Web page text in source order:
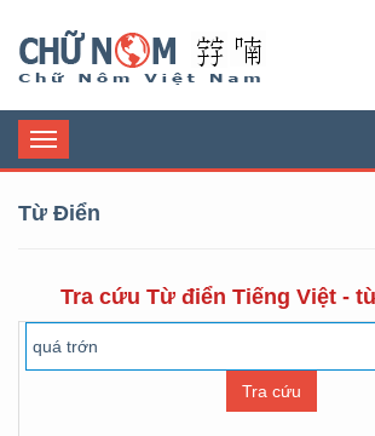
Toggle
navigation
Từ Điển
Tra cứu Từ điển Tiếng Việt -